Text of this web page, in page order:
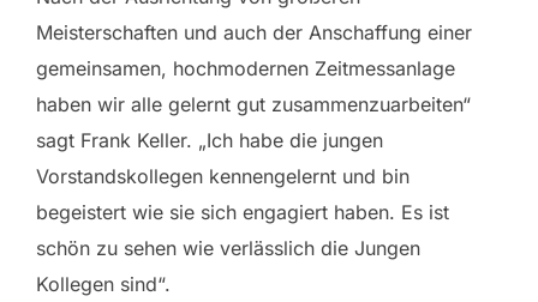
Meisterschaften und auch der Anschaffung einer
gemeinsamen, hochmodernen Zeitmessanlage
haben wir alle gelernt gut zusammenzuarbeiten“
sagt Frank Keller. „Ich habe die jungen
Vorstandskollegen kennengelernt und bin
begeistert wie sie sich engagiert haben. Es ist
schön zu sehen wie verlässlich die Jungen
Kollegen sind“.